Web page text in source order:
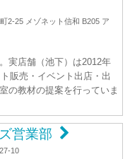
2-25 メゾネット信和 B205 ア
実店舗（池下）は2012年
販売・イベント出店・出
の教材の提案を行っていま
営業部
10